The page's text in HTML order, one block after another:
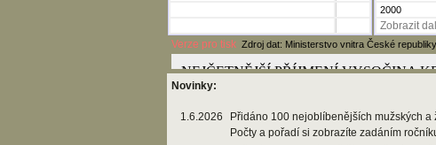
2000
Zobrazit
Verze pro tisk Zdroj dat: Ministerstvo vnitra České
Novinky:
1.6.2026
Přidáno 100 nejoblíbenějších mužských a
Počty a pořadí si zobrazíte zadáním